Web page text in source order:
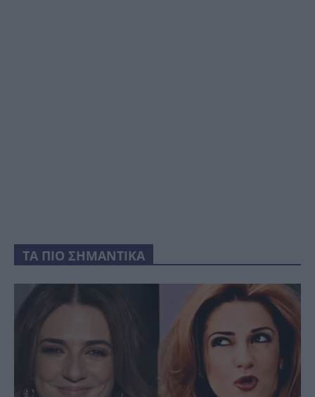
ΤΑ ΠΙΟ ΣΗΜΑΝΤΙΚΑ